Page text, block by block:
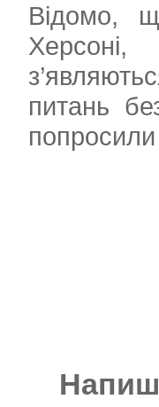
Відомо,
Херсоні,
питань
попросили